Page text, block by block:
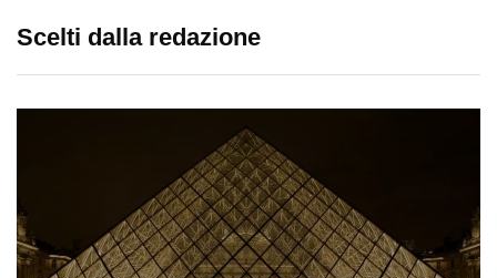
Scelti dalla redazione